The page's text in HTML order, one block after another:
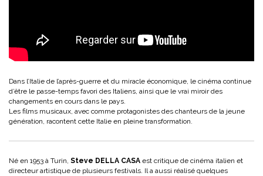
Dans l’Italie de l’après-guerre et du miracle économique, le cinéma continue
d’être le passe-temps favori des Italiens, ainsi que le vrai miroir des
changements en cours dans le pays.
Les films musicaux, avec comme protagonistes des chanteurs de la jeune
génération, racontent cette Italie en pleine transformation.
Né en 1953 à Turin, Steve DELLA CASA est critique de cinéma italien et
directeur artistique de plusieurs festivals. Il a aussi réalisé quelques